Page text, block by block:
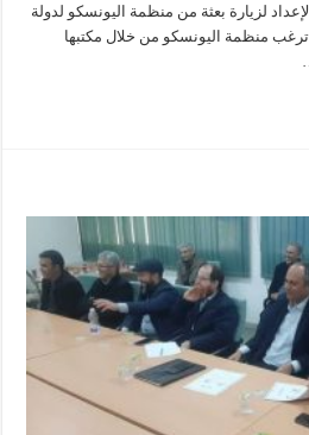
لزيارة بعثة من منظمة اليونسكو لدولة
شهر يناير 2024. حيث ترغب منظمة اليونسكو من خلال مكتبها